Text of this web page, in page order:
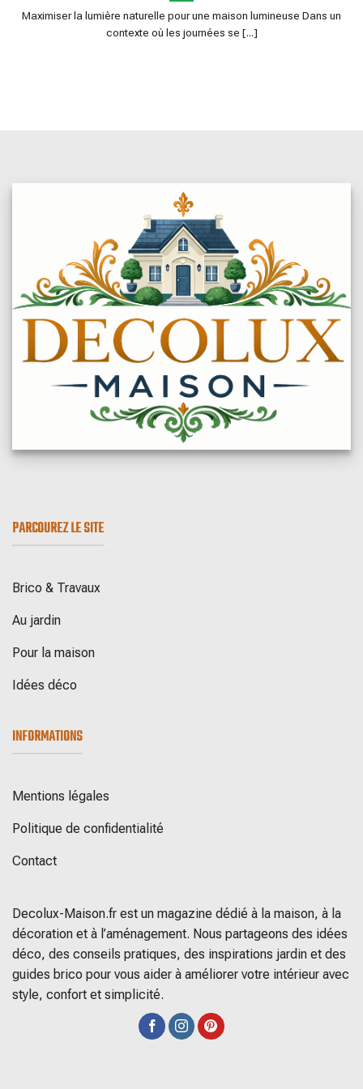
Maximiser la lumière naturelle pour une maison lumineuse Dans un
contexte où les journées se [...]
PARCOUREZ LE SITE
Brico & Travaux
Au jardin
Pour la maison
Idées déco
INFORMATIONS
Mentions légales
Politique de confidentialité
Contact
Decolux-Maison.fr est un magazine dédié à la maison, à la
décoration et à l’aménagement. Nous partageons des idées
déco, des conseils pratiques, des inspirations jardin et des
guides brico pour vous aider à améliorer votre intérieur avec
style, confort et simplicité.